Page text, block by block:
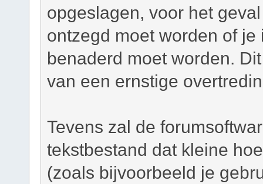
opgeslagen, voor het
ontzegd moet worden of
benaderd moet worden.
van een ernstige
Tevens zal de
tekstbestand dat kleine
(zoals bijvoorbeeld je